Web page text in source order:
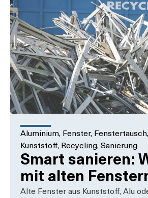
Aluminium, Fenster, Fenstertausch,
Kunststoff, Recycling, Sanierung
Smart sanieren:
mit alten
Alte Fenster aus Kunststoff, Alu